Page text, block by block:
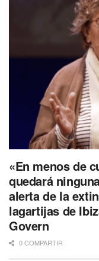
«En menos de
quedará
alerta de la
lagartijas de
Govern
0 COMPARTIR